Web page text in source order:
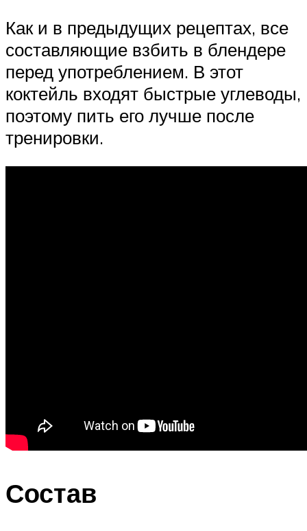
Как и в предыдущих рецептах, все
составляющие взбить в блендере
перед употреблением. В этот
коктейль входят быстрые углеводы,
поэтому пить его лучше после
тренировки.
Состав